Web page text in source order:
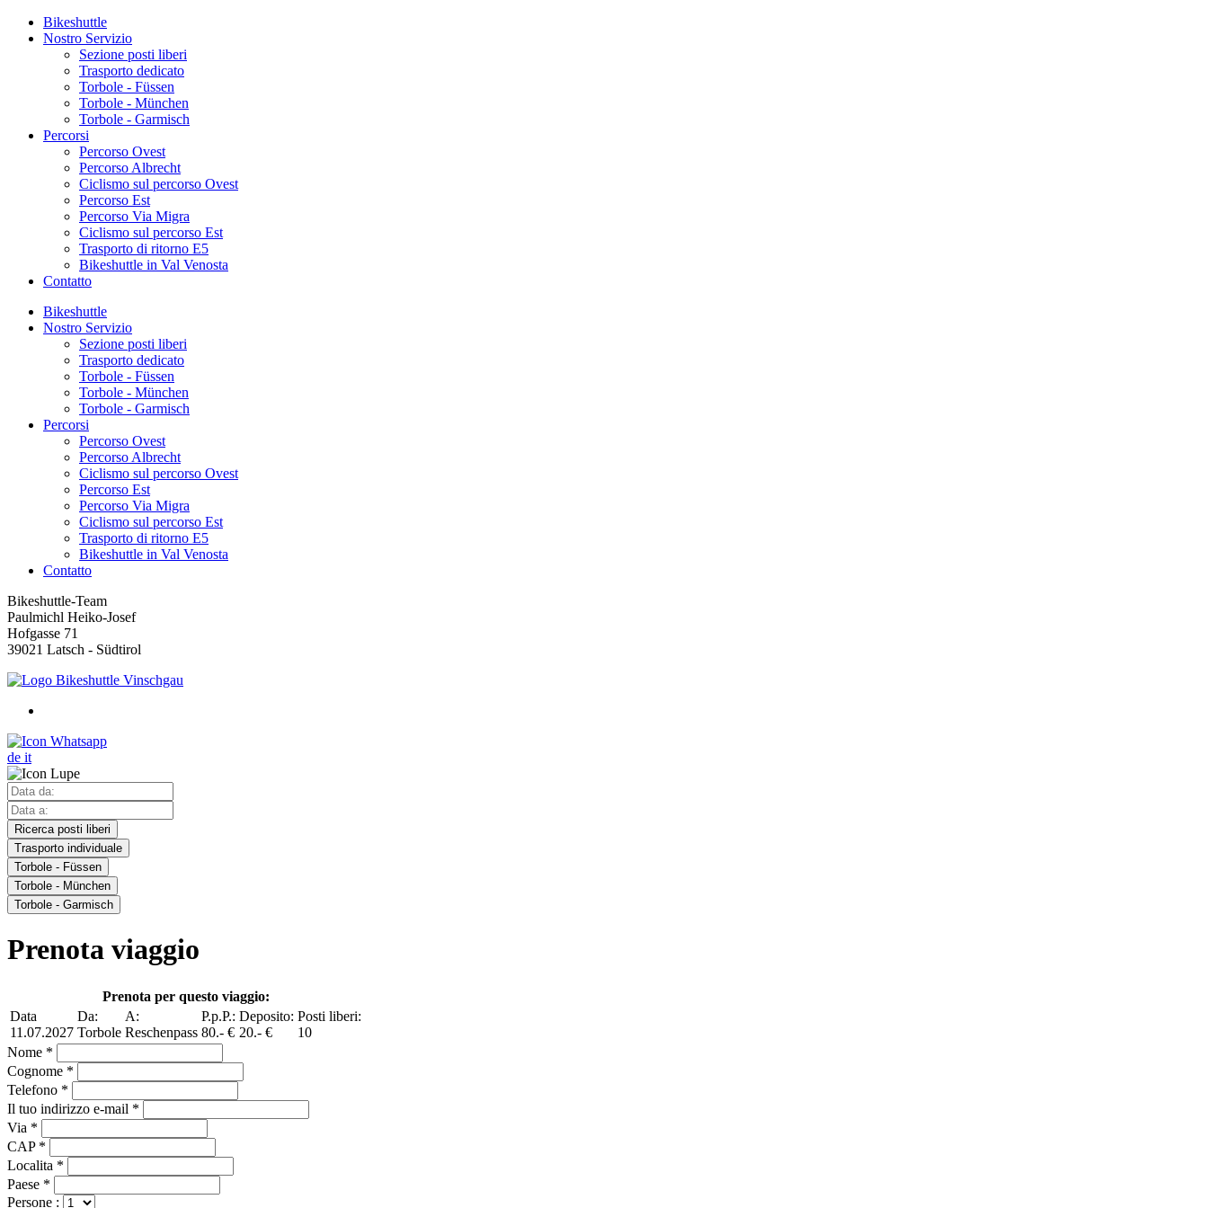
Bikeshuttle
Nostro Servizio
Sezione posti liberi
Trasporto dedicato
Torbole - Füssen
Torbole - München
Torbole - Garmisch
Percorsi
Percorso Ovest
Percorso Albrecht
Ciclismo sul percorso Ovest
Percorso Est
Percorso Via Migra
Ciclismo sul percorso Est
Trasporto di ritorno E5
Bikeshuttle in Val Venosta
Contatto
Bikeshuttle
Nostro Servizio
Sezione posti liberi
Trasporto dedicato
Torbole - Füssen
Torbole - München
Torbole - Garmisch
Percorsi
Percorso Ovest
Percorso Albrecht
Ciclismo sul percorso Ovest
Percorso Est
Percorso Via Migra
Ciclismo sul percorso Est
Trasporto di ritorno E5
Bikeshuttle in Val Venosta
Contatto
Bikeshuttle-Team
Paulmichl Heiko-Josef
Hofgasse 71
39021 Latsch - Südtirol
de it
Ricerca posti liberi
Trasporto individuale
Torbole - Füssen
Torbole - München
Torbole - Garmisch
Prenota viaggio
Prenota per questo viaggio:
Data
11.07.2027
Da:
Torbole
A:
Reschenpass
P.p.P.:
80.- €
Deposito:
20.- €
Posti liberi:
10
Nome *
Cognome *
Telefono *
Il tuo indirizzo e-mail *
Via *
CAP *
Localita *
Paese *
Persone :